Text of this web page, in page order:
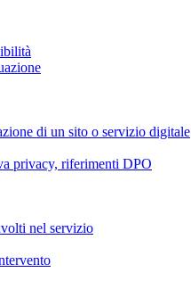
di un sito o servizio digitale
privacy, riferimenti DPO
nel servizio